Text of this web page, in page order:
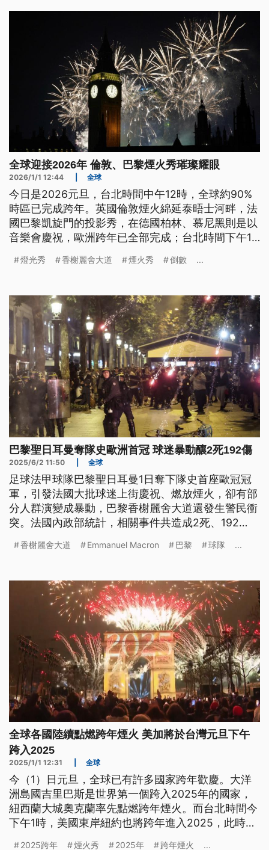
780人遭到逮捕。
全球迎接2026年 倫敦、巴黎煙火秀璀璨耀眼
2026/1/1 12:44 全球
今日是2026元旦，台北時間中午12時，全球約90%
時區已完成跨年。英國倫敦煙火綿延泰晤士河畔，法
國巴黎凱旋門的投影秀，在德國柏林、慕尼黑則是以
音樂會慶祝，歐洲跨年已全部完成；台北時間下午1
燈光秀 香榭麗舍大道 煙火秀 倒數 ...
巴黎聖日耳曼奪隊史歐洲首冠 球迷暴動釀2死192傷
2025/6/2 11:50 全球
足球法甲球隊巴黎聖日耳曼1日奪下隊史首座歐冠冠
軍，引發法國大批球迷上街慶祝、燃放煙火，卻有部
分人群演變成暴動，巴黎香榭麗舍大道還發生警民衝
突。法國內政部統計，相關事件共造成2死、192
香榭麗舍大道 Emmanuel Macron 巴黎 球隊 ...
全球各國陸續點燃跨年煙火 美加將於台灣元旦下午
跨入2025
2025/1/1 12:31 全球
今（1）日元旦，全球已有許多國家跨年歡慶。大洋
洲島國吉里巴斯是世界第一個跨入2025年的國家，
紐西蘭大城奧克蘭率先點燃跨年煙火。而台北時間今
下午1時，美國東岸紐約也將跨年進入2025，此時亞
2025跨年 煙火秀 2025年 跨年煙火 ...